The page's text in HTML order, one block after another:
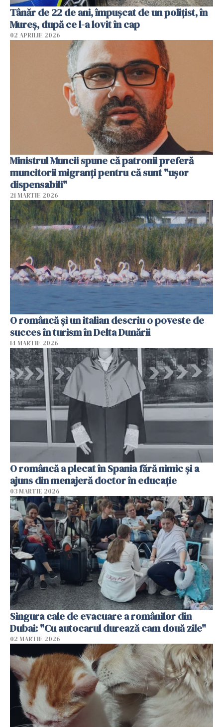
Tânăr de 22 de ani, împușcat de un polițist, în
Mureș, după ce l-a lovit în cap
02 APRILIE 2026
Ministrul Muncii spune că patronii preferă
muncitorii migranți pentru că sunt "uşor
dispensabili"
21 MARTIE 2026
O româncă și un italian descriu o poveste de
succes în turism în Delta Dunării
14 MARTIE 2026
O româncă a plecat în Spania fără nimic și a
ajuns din menajeră doctor în educație
03 MARTIE 2026
Singura cale de evacuare a românilor din
Dubai: "Cu autocarul durează cam două zile"
02 MARTIE 2026